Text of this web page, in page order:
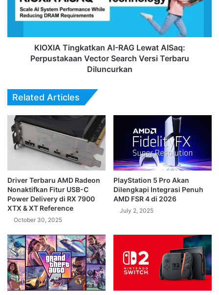
AISaq:
Perpustakaan
Search
KIOXIA Tingkatkan AI-RAG Lewat AISaq:
Perpustakaan Vector Search Versi Terbaru
Diluncurkan
Related Articles
Driver Terbaru AMD Radeon
Nonaktifkan Fitur USB-C
Power Delivery di RX 7900
XTX & XT Reference
October 30, 2025
PlayStation 5 Pro Akan
Dilengkapi Integrasi Penuh
AMD FSR 4 di 2026
July 2, 2025